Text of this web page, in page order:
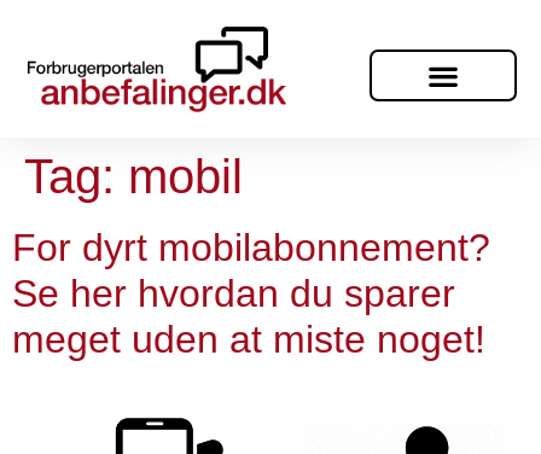
Tag: mobil
For dyrt mobilabonnement?
Se her hvordan du sparer
meget uden at miste noget!